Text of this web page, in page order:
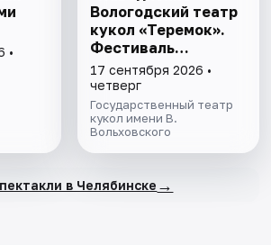
•
Вологодский театр
кукол «Теремок».
Фестиваль
«Соломенный
жаворонок»
17 сентября 2026 •
четверг
Государственный театр
кукол имени В.
Вольховского
в Челябинске →